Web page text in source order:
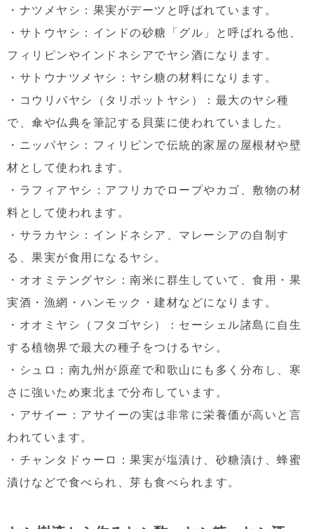
・ナツメヤシ：果実がデーツと呼ばれています。
・サトウヤシ：インドの砂糖「グル」と呼ばれる他、
フィリピンやインドネシアでヤシ酒になります。
・サトウナツメヤシ：ヤシ糖の材料になります。
・コウリバヤシ（タリポットヤシ）：最大のヤシ種
で、傘や仏典を筆記する貝葉に使われていました。
・ニッパヤシ：フィリピンで伝統的家屋の屋根材や壁
材として使われます。
・ラフィアヤシ：アフリカでロープやカゴ、敷物の材
料として使われます。
・サラカヤシ：インドネシア、マレーシアの自制す
る、果実が食用になるヤシ。
・オオミテングヤシ：南米に群生していて、食用・果
実酒・漁網・ハンモック・建材などになります。
・オオミヤシ（フタゴヤシ）：セーシェル諸島に自生
する植物界で最大の種子をつけるヤシ。
・シュロ：南九州が原産で和歌山にも多く分布し、寒
さに強いため東北まで分布しています。
・アサイー：アサイーの実は非常に栄養価が高いと言
われています。
・チャンタドゥーロ：果実が塩漬け、砂糖漬け、蜂蜜
漬けなどで食べられ、芽も食べられます。